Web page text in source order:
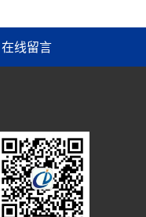
在线留言